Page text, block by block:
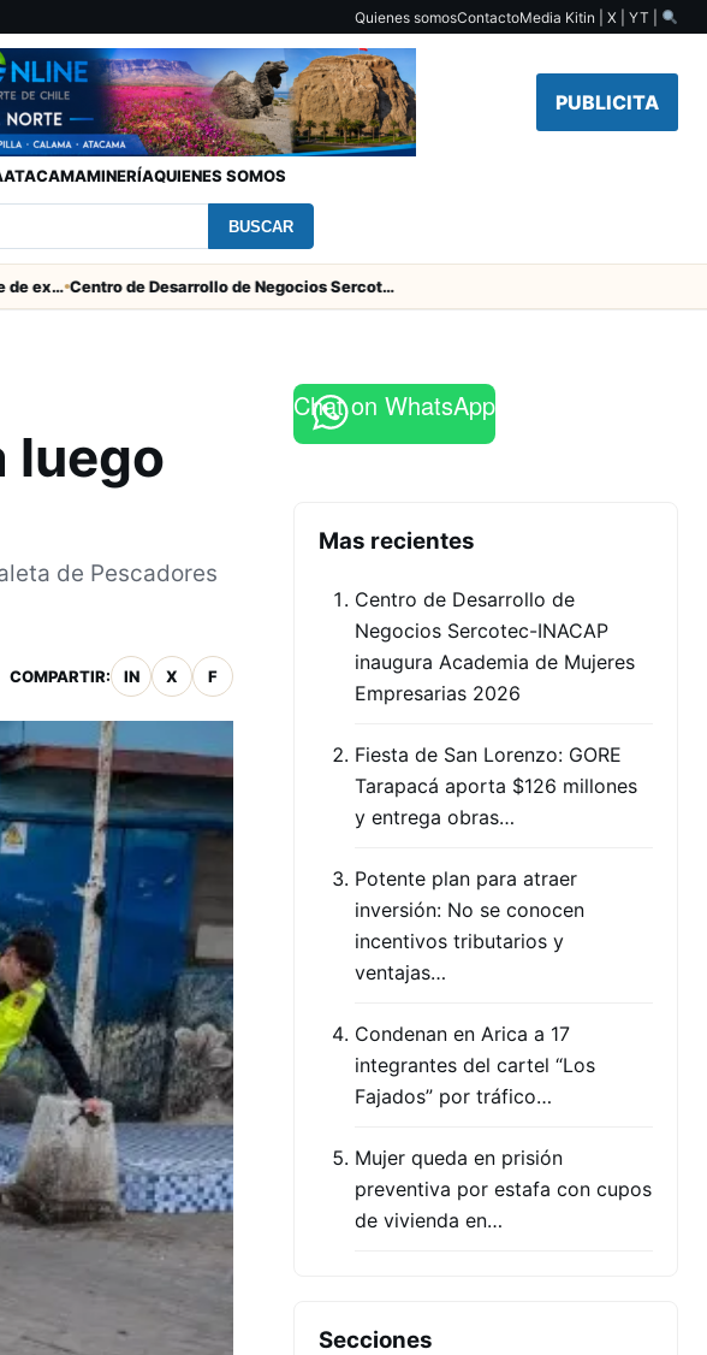
Quienes somosContactoMedia Kitin | X | YT |
PUBLICITA
ATACAMAMINERÍAQUIENES SOMOS
BUSCAR
en Cerro Chuño Centro de Desarrollo de Negocios Sercotec-INACAP inaugura Academia de Mujeres Empresarias 2026
luego
de Pescadores
COMPARTIR: IN X F
Chat on WhatsApp
Mas recientes
Centro de Desarrollo de
Negocios Sercotec-INACAP
inaugura Academia de Mujeres
Empresarias 2026
Fiesta de San Lorenzo: GORE
Tarapacá aporta $126 millones
y entrega obras…
Potente plan para atraer
inversión: No se conocen
incentivos tributarios y
ventajas…
Condenan en Arica a 17
integrantes del cartel “Los
Fajados” por tráfico…
Mujer queda en prisión
preventiva por estafa con cupos
de vivienda en…
Secciones